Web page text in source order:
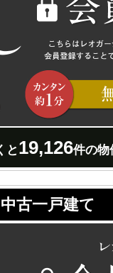
と19,126件の物
古一戸建て